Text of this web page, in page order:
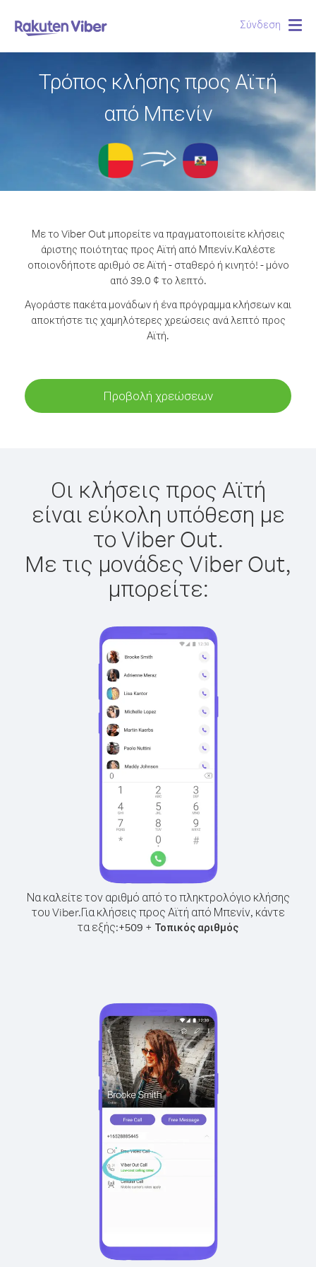
Σύνδεση
Τρόπος κλήσης προς Αϊτή
από Μπενίν
Με το Viber Out μπορείτε να πραγματοποιείτε κλήσεις
άριστης ποιότητας προς Αϊτή από Μπενίν.Καλέστε
οποιονδήποτε αριθμό σε Αϊτή - σταθερό ή κινητό! - μόνο
από 39.0 ¢ το λεπτό.
Αγοράστε πακέτα μονάδων ή ένα πρόγραμμα κλήσεων και
αποκτήστε τις χαμηλότερες χρεώσεις ανά λεπτό προς
Αϊτή.
Προβολή χρεώσεων
Οι κλήσεις προς Αϊτή
είναι εύκολη υπόθεση με
το Viber Out.
Με τις μονάδες Viber Out,
μπορείτε:
Να καλείτε τον αριθμό από το πληκτρολόγιο κλήσης
του Viber.Για κλήσεις προς Αϊτή από Μπενίν, κάντε
τα εξής:+509 + Τοπικός αριθμός